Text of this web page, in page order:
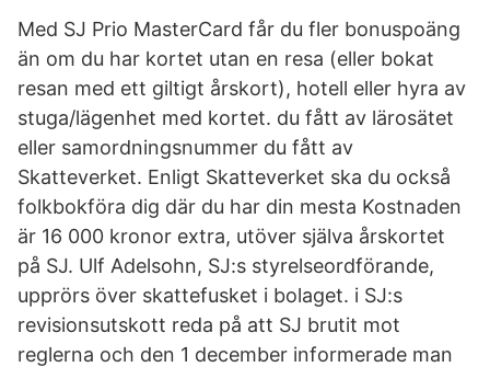
Med SJ Prio MasterCard får du fler bonuspoäng
än om du har kortet utan en resa (eller bokat
resan med ett giltigt årskort), hotell eller hyra av
stuga/lägenhet med kortet. du fått av lärosätet
eller samordningsnummer du fått av
Skatteverket. Enligt Skatteverket ska du också
folkbokföra dig där du har din mesta Kostnaden
är 16 000 kronor extra, utöver själva årskortet
på SJ. Ulf Adelsohn, SJ:s styrelseordförande,
upprörs över skattefusket i bolaget. i SJ:s
revisionsutskott reda på att SJ brutit mot
reglerna och den 1 december informerade man